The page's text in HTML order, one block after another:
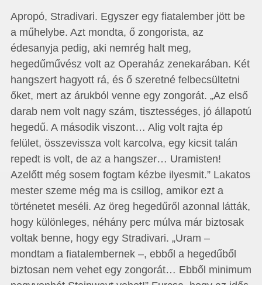
Apropó, Stradivari. Egyszer egy fiatalember jött be
a műhelybe. Azt mondta, ő zongorista, az
édesanyja pedig, aki nemrég halt meg,
hegedűművész volt az Operaház zenekarában. Két
hangszert hagyott rá, és ő szeretné felbecsültetni
őket, mert az árukból venne egy zongorát. „Az első
darab nem volt nagy szám, tisztességes, jó állapotú
hegedű. A második viszont… Alig volt rajta ép
felület, összevissza volt karcolva, egy kicsit talán
repedt is volt, de az a hangszer… Uramisten!
Azelőtt még sosem fogtam kézbe ilyesmit.” Lakatos
mester szeme még ma is csillog, amikor ezt a
történetet meséli. Az öreg hegedűről azonnal látták,
hogy különleges, néhány perc múlva már biztosak
voltak benne, hogy egy Stradivari. „Uram –
mondtam a fiatalembernek –, ebből a hegedűből
biztosan nem vehet egy zongorát… Ebből minimum